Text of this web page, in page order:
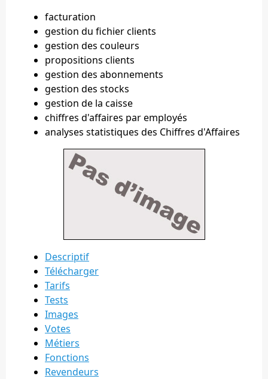
facturation
gestion du fichier clients
gestion des couleurs
propositions clients
gestion des abonnements
gestion des stocks
gestion de la caisse
chiffres d'affaires par employés
analyses statistiques des Chiffres d'Affaires
Descriptif
Télécharger
Tarifs
Tests
Images
Votes
Métiers
Fonctions
Revendeurs